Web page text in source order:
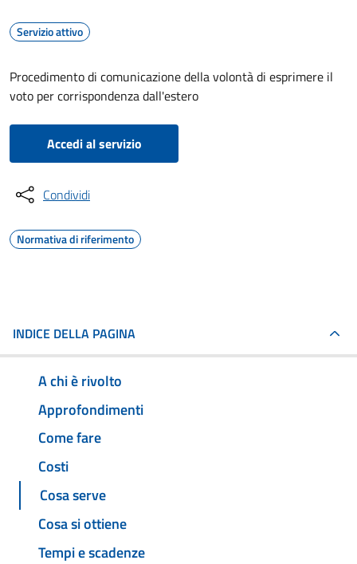
Servizio attivo
Procedimento di comunicazione della volontà di esprimere il
voto per corrispondenza dall'estero
Accedi al servizio
Condividi
Normativa di riferimento
INDICE DELLA PAGINA
A chi è rivolto
Approfondimenti
Come fare
Costi
Cosa serve
Cosa si ottiene
Tempi e scadenze